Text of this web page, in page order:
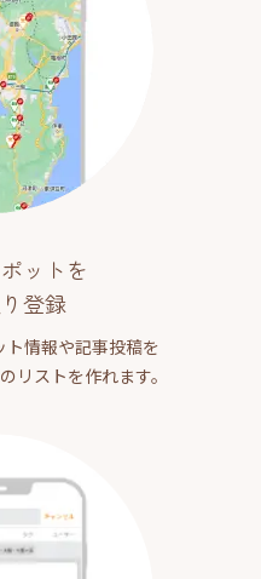
ットを
登録
ト情報や記事投稿を
リストを作れます。